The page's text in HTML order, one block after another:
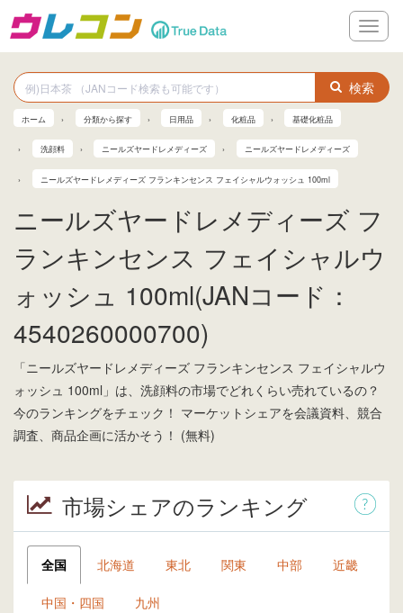
メ
ニ
ー
検索
ホーム 分類から探す 日用品 化粧品 基礎化粧品
洗顔料 ニールズヤードレメディーズ ニールズヤードレメディーズ
ニールズヤードレメディーズ フランキンセンス フェイシャルウォッシュ 100ml
ニールズヤードレメディーズ フ
ランキンセンス フェイシャルウ
ォッシュ 100ml(JANコード：
4540260000700)
「ニールズヤードレメディーズ フランキンセンス フェイシャルウ
ォッシュ 100ml」は、洗顔料の市場でどれくらい売れているの？
今のランキングをチェック！ マーケットシェアを会議資料、競合
調査、商品企画に活かそう！ (無料)
市場シェアのランキング
全国 北海道 東北 関東 中部 近畿
中国・四国 九州